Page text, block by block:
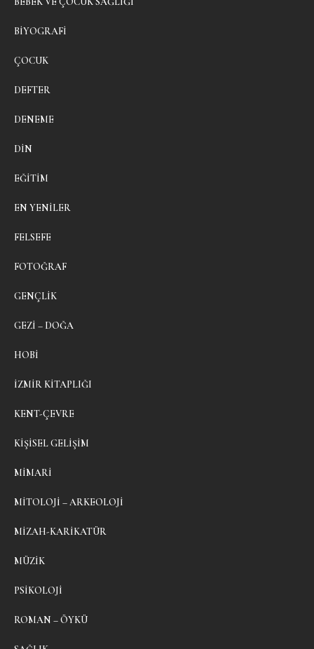
BIYOGRAFI
ÇOCUK
DEFTER
DENEME
DIN
EĞITIM
EN YENILER
FELSEFE
FOTOĞRAF
GENÇLIK
GEZI – DOĞA
HOBI
İZMIR KITAPLIĞI
KENT-ÇEVRE
KIŞISEL GELIŞIM
MIMARI
MITOLOJI – ARKEOLOJI
MIZAH-KARIKATÜR
MÜZIK
PSIKOLOJI
ROMAN – ÖYKÜ